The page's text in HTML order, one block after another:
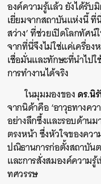
องค์ความรู้แล้ว ยังได้รั
เยี่ยมจากสถาบันแห่งนี้ ที่นี่
สว่าง’ ที่ช่วยเปิดโลกทัศ
จากที่นี่จึงไม่ใช่แค่เครื่อ
เชื่อมั่นและทักษะที่นำไป
การทำงานได้จริง
ในมุมมองของดร.นิ
จากนิด้าคือ ‘อาวุธทางค
อย่างลึกซึ้งและรอบด้าน
ตรงหน้า ซึ่งหัวใจของคว
ปณิธานการก่อตั้งสถาบัน
และการสั่งสมองค์ความ
ทศวรรษ